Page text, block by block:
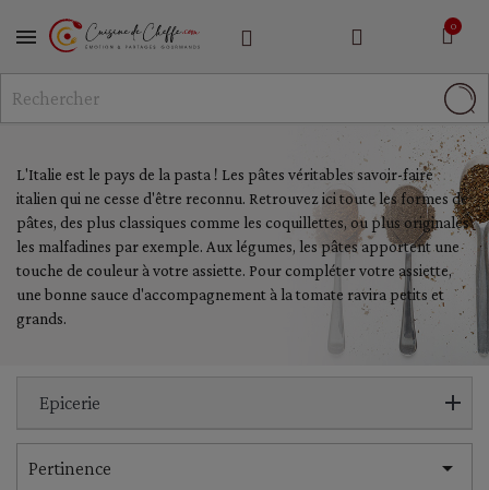
MENU
L'Italie est le pays de la pasta ! Les pâtes véritables savoir-faire
italien qui ne cesse d'être reconnu. Retrouvez ici toute les formes de
pâtes, des plus classiques comme les coquillettes, ou plus originales
les malfadines par exemple. Aux légumes, les pâtes apportent une
touche de couleur à votre assiette. Pour compléter votre assiette,
une bonne sauce d'accompagnement à la tomate ravira petits et
grands.
Epicerie
Pertinence 